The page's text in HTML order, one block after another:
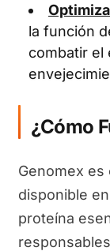
la función
combatir el
¿Cómo
Genomex
disponible
proteína